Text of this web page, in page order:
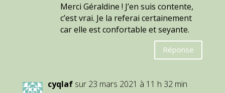
Merci Géraldine ! J’en suis contente,
c’est vrai. Je la referai certainement
car elle est confortable et seyante.
Réponse
cyqlaf sur 23 mars 2021 à 11 h 32 min